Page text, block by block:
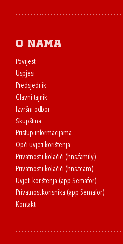
O nama
Povijest
Uspjesi
Predsjednik
Glavni tajnik
Izvršni odbor
Skupština
Pristup informacijama
Opći uvjeti korištenja
Privatnost i kolačići (hns.family)
Privatnost i kolačići (hns.team)
Uvjeti korištenja (app Semafor)
Privatnost korisnika (app Semafor)
Kontakti